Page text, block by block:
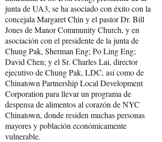
junta de UA3, se ha asociado con éxito con la
concejala Margaret Chin y el pastor Dr. Bill
Jones de Manor Community Church, y en
asociación con el presidente de la junta de
Chung Pak, Sherman Eng; Po Ling Eng;
David Chen; y el Sr. Charles Lai, director
ejecutivo de Chung Pak, LDC, así como de
Chinatown Partnership Local Development
Corporation para llevar un programa de
despensa de alimentos al corazón de NYC
Chinatown, donde residen muchas personas
mayores y población económicamente
vulnerable.